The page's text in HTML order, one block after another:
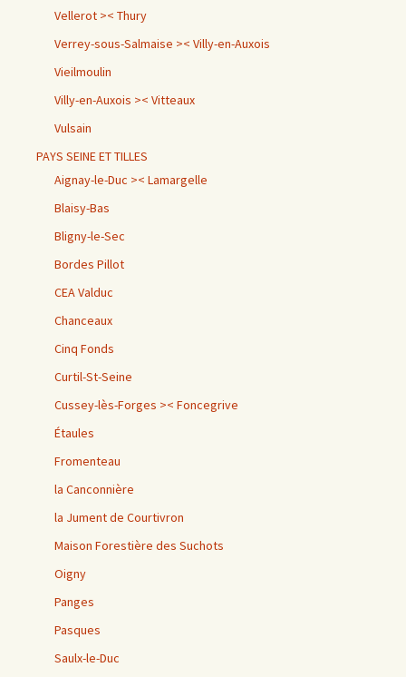
Vellerot >< Thury
Verrey-sous-Salmaise >< Villy-en-Auxois
Vieilmoulin
Villy-en-Auxois >< Vitteaux
Vulsain
PAYS SEINE ET TILLES
Aignay-le-Duc >< Lamargelle
Blaisy-Bas
Bligny-le-Sec
Bordes Pillot
CEA Valduc
Chanceaux
Cinq Fonds
Curtil-St-Seine
Cussey-lès-Forges >< Foncegrive
Étaules
Fromenteau
la Canconnière
la Jument de Courtivron
Maison Forestière des Suchots
Oigny
Panges
Pasques
Saulx-le-Duc